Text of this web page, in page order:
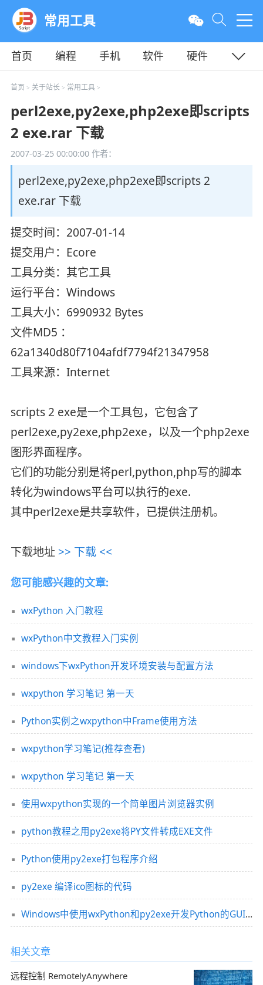
常用工具
首页 编程 手机 软件
硬件
教程
平面 服务器
首页 > 关于站长 > 常用工具>
perl2exe,py2exe,php2exe即scripts
2 exe.rar 下载
2007-03-25 00:00:00作者：
perl2exe,py2exe,php2exe即scripts 2
exe.rar 下载
提交时间：2007-01-14
提交用户：Ecore
工具分类：其它工具
运行平台：Windows
工具大小：6990932 Bytes
文件MD5 ：
62a1340d80f7104afdf7794f21347958
工具来源：Internet
scripts 2 exe是一个工具包，它包含了
perl2exe,py2exe,php2exe，以及一个php2exe
图形界面程序。
它们的功能分别是将perl,python,php写的脚本
转化为windows平台可以执行的exe.
其中perl2exe是共享软件，已提供注册机。
下载地址 >> 下载 <<
您可能感兴趣的文章:
wxPython 入门教程
wxPython中文教程入门实例
windows下wxPython开发环境安装与配置方法
wxpython 学习笔记 第一天
Python实例之wxpython中Frame使用方法
wxpython学习笔记(推荐查看)
wxpython 学习笔记 第一天
使用wxpython实现的一个简单图片浏览器实例
python教程之用py2exe将PY文件转成EXE文件
Python使用py2exe打包程序介绍
py2exe 编译ico图标的代码
Windows中使用wxPython和py2exe开发Python的GUI程序的实例教程
相关文章
远程控制 RemotelyAnywhere